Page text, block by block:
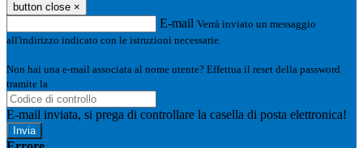
button close ×
E-mail Verrà inviato un messaggio
all'indirizzo indicato con le istruzioni necessarie.
Non hai una e-mail associata al nome utente? Effettua il reset della password
tramite la
E-mail inviata, si prega di controllare la casella di posta elettronica!